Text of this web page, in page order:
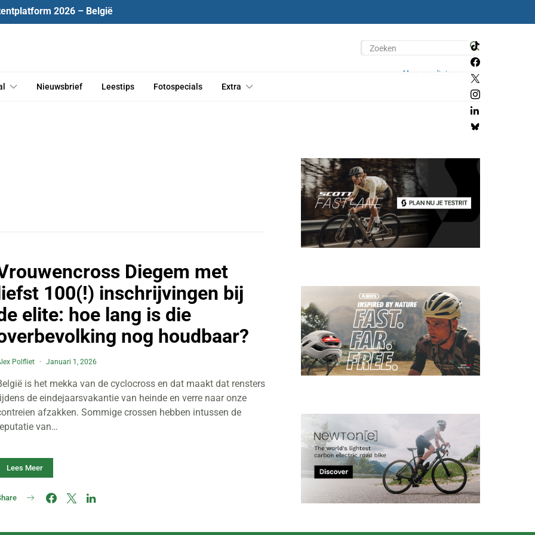
2026 – België
Meer resultaten...
Nieuwsbrief Leestips Fotospecials Extra
Diegem met
100(!) inschrijvingen bij
elite: hoe lang is die
nog houdbaar?
Polfliet Januari 1, 2026
is het mekka van de cyclocross en dat maakt dat rensters
de eindejaarsvakantie van heinde en verre naar onze
afzakken. Sommige crossen hebben intussen de
van…
Lees Meer